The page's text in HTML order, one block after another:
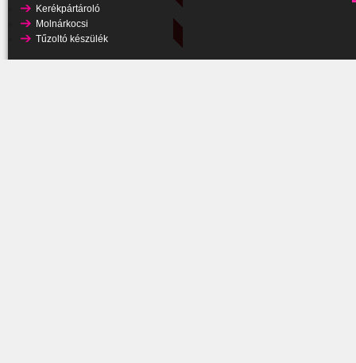
Kerékpártároló
Molnárkocsi
Tűzoltó készülék